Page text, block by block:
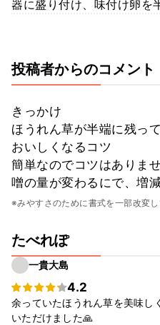
器に盛り付け、味付け卵を
投稿者からのコメント
きっかけ
ほうれん草が半端に残っ
おいしくなるコツ
簡単なのでコツはありま
噌の量が変わるにで、増
※みやすさのために書式を一部改変し
たべれぽ
一貴大島
4.2
余っていたほうれん草を美味しく
いただけました🙏